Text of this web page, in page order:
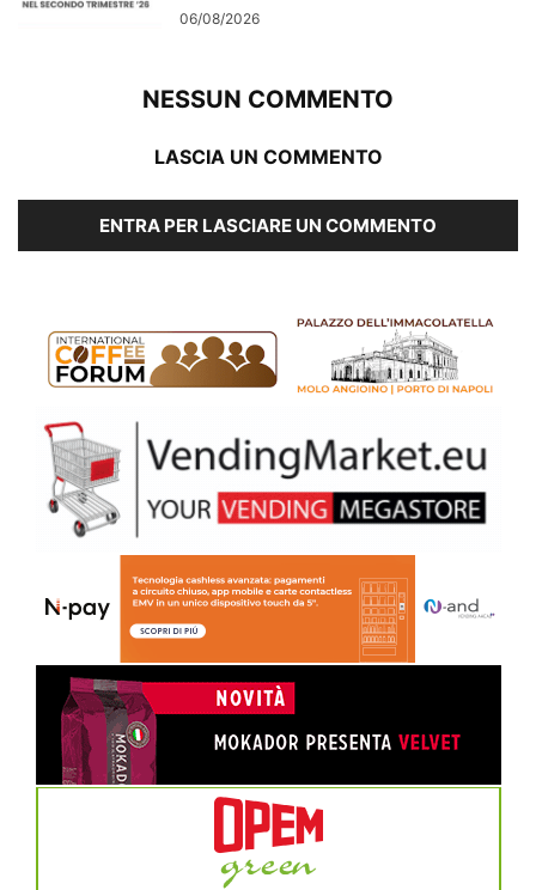
06/08/2026
NESSUN COMMENTO
LASCIA UN COMMENTO
ENTRA PER LASCIARE UN COMMENTO